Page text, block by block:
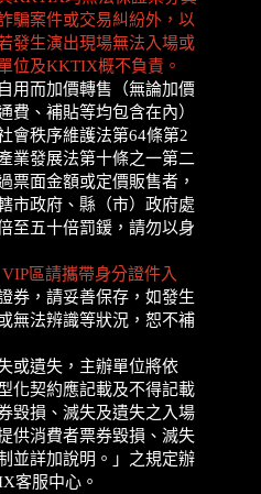
騙案件或交易糾紛外，以
發生演出現場無法入場或
位及KKTIX概不負責。
用而加價轉售（無論加價
費、補貼等均包含在內）
會秩序維護法第64條第2
業發展法第十條之一第二
票面金額或定價販售者，
市政府、縣（市）政府處
至五十倍罰鍰，請勿以身
區請攜帶身分證件入
券，請妥善保存，如發生
無法辨識等狀況，恕不補
或遺失，主辦單位將依
化契約應記載及不得記載
毀損、滅失及遺失之入場
供消費者票券毀損、滅失
並詳加說明。」之規定辦
客服中心。